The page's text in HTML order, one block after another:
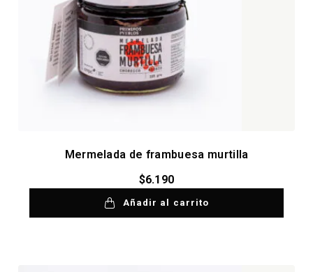
Mermelada de frambuesa murtilla
$6.190
Añadir al carrito